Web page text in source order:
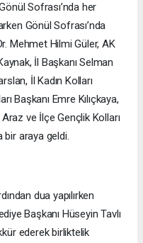
Sofrası’nda her
Gönül Sofrası’nda
Mehmet Hilmi Güler, AK
İl Başkanı Selman
İl Kadın Kolları
Başkanı Emre Kılıçkaya,
Araz ve İlçe Gençlik Kolları
bir araya geldi.
dua yapılırken
Başkanı Hüseyin Tavlı
ederek birliktelik